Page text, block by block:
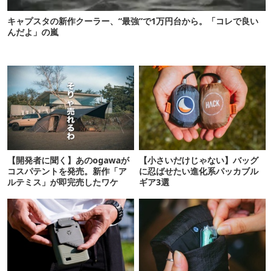
キャプスタの新作クーラー、“最強”で1万円台から。「コレで良い
んだよ」の嵐
【開発者に聞く】あのogawaが
コスパテントを発売。新作「ア
ルテミス」が即完売したワケ
【小さいだけじゃない】バッグ
に忍ばせたい進化系パッカブル
ギア3選